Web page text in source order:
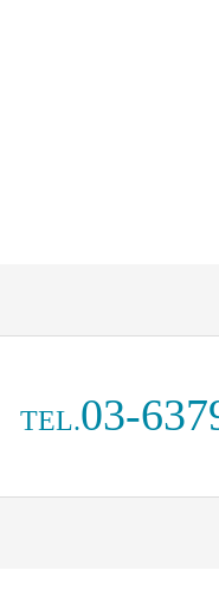
TEL.03-